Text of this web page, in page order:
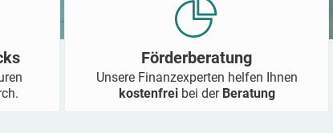
Förderberatung
Unsere Finanzexperten helfen Ihnen
kostenfrei bei der Beratung